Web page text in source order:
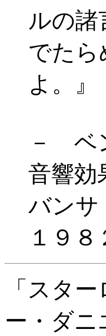
ルの
でたら
よ。』
－ ベ
音響効
バンサ
１９８
「スタ
ー・ダ